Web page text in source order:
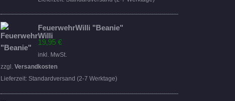
FeuerwehrWilli "Beanie"
19,95 €
inkl. MwSt.
zzgl. Versandkosten
Lieferzeit: Standardversand (2-7 Werktage)